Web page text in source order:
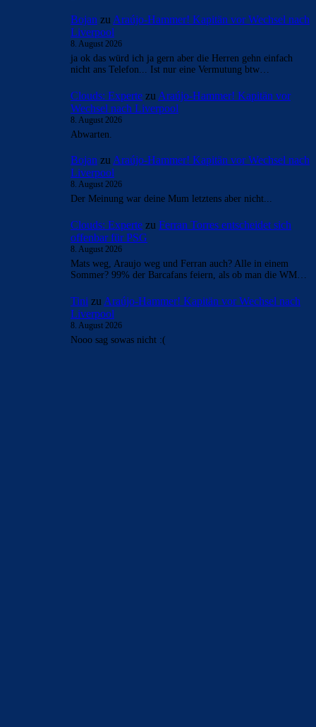
Bojan zu Araújo-Hammer! Kapitän vor Wechsel nach
Liverpool
8. August 2026
ja ok das würd ich ja gern aber die Herren gehn einfach
nicht ans Telefon... Ist nur eine Vermutung btw…
Clouds: Experte zu Araújo-Hammer! Kapitän vor
Wechsel nach Liverpool
8. August 2026
Abwarten.
Bojan zuAraújo-Hammer! Kapitän vor Wechsel nach
Liverpool
8. August 2026
Der Meinung war deine Mum letztens aber nicht...
Clouds: Experte zu Ferran Torres entscheidet sich
offenbar für PSG
8. August 2026
Mats weg, Araujo weg und Ferran auch? Alle in einem
Sommer? 99% der Barcafans feiern, als ob man die WM…
Tini zu Araújo-Hammer! Kapitän vor Wechsel nach
Liverpool
8. August 2026
Nooo sag sowas nicht :(